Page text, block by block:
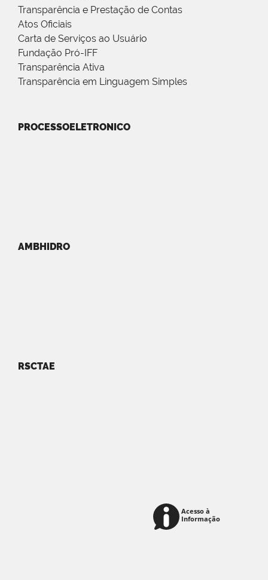
Transparência e Prestação de Contas
Atos Oficiais
Carta de Serviços ao Usuário
Fundação Pró-IFF
Transparência Ativa
Transparência em Linguagem Simples
PROCESSOELETRONICO
AMBHIDRO
RSCTAE